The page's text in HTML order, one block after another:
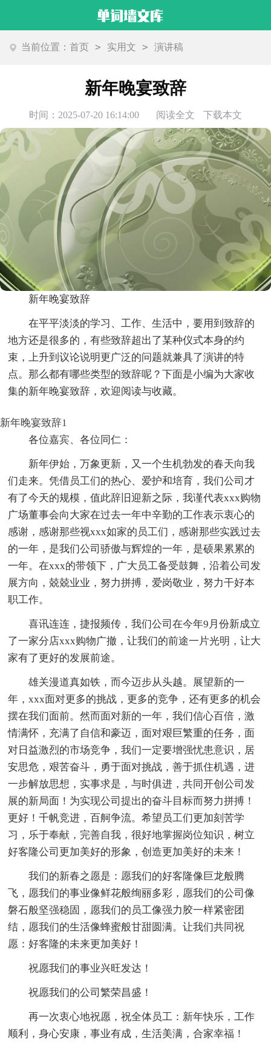
当前位置：首页 > 实用文 > 演讲稿
新年晚宴致辞
时间：2025-07-20 16:14:00 阅读全文 下载本文
新年晚宴致辞
在平平淡淡的学习、工作、生活中，要用到致辞的
地方还是很多的，有些致辞超出了某种仪式本身的约
束，上升到议论说明更广泛的问题就兼具了演讲的特
点。那么都有哪些类型的致辞呢？下面是小编为大家收
集的新年晚宴致辞，欢迎阅读与收藏。
新年晚宴致辞1
各位嘉宾、各位同仁：
新年伊始，万象更新，又一个生机勃发的春天向我
们走来。凭借员工们的热心、爱护和培育，我们公司才
有了今天的规模，值此辞旧迎新之际，我谨代表xxx购物
广场董事会向大家在过去一年中辛勤的工作表示衷心的
感谢，感谢那些视xxx如家的员工们，感谢那些实践过去
的一年，是我们公司骄傲与辉煌的一年，是硕果累累的
一年。在xxx的带领下，广大员工备受鼓舞，沿着公司发
展方向，兢兢业业，努力拼搏，爱岗敬业，努力干好本
职工作。
喜讯连连，捷报频传，我们公司在今年9月份新成立
了一家分店xxx购物广撤，让我们的前途一片光明，让大
家有了更好的发展前途。
雄关漫道真如铁，而今迈步从头越。展望新的一
年，xxx面对更多的挑战，更多的竞争，还有更多的机会
摆在我们面前。然而面对新的一年，我们信心百倍，激
情满怀，充满了自信和豪迈，面对艰巨繁重的任务，面
对日益激烈的市场竞争，我们一定要增强忧患意识，居
安思危，艰苦奋斗，勇于面对挑战，善于抓住机遇，进
一步解放思想，实事求是，与时俱进，共同开创公司发
展的新局面！为实现公司提出的奋斗目标而努力拼搏！
更好！千帆竞进，百舸争流。希望员工们更加刻苦学
习，乐于奉献，完善自我，很好地掌握岗位知识，树立
好客隆公司更加美好的形象，创造更加美好的未来！
我们的新春之愿是：愿我们的好客隆像巨龙般腾
飞，愿我们的事业像鲜花般绚丽多彩，愿我们的公司像
磐石般坚强稳固，愿我们的员工像强力胶一样紧密团
结，愿我们的生活像蜂蜜般甘甜圆满。让我们共同祝
愿：好客隆的未来更加美好！
祝愿我们的事业兴旺发达！
祝愿我们的公司繁荣昌盛！
再一次衷心地祝愿，祝全体员工：新年快乐，工作
顺利，身心安康，事业有成，生活美满，合家幸福！